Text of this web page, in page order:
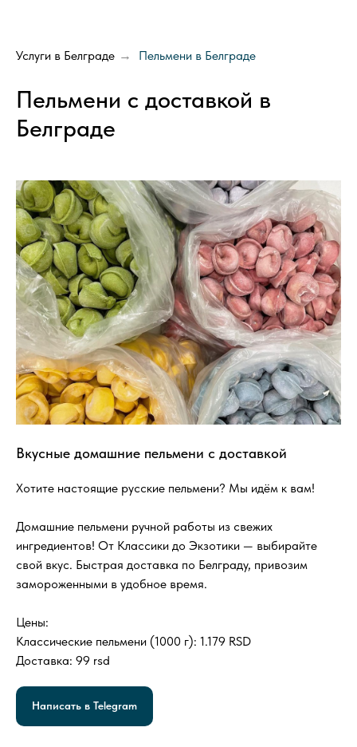
Услуги в Белграде → Пельмени в Белграде
Пельмени с доставкой в
Белграде
Вкусные домашние пельмени с доставкой
Хотите настоящие русские пельмени? Мы идём к вам!
Домашние пельмени ручной работы из свежих
ингредиентов! От Классики до Экзотики — выбирайте
свой вкус. Быстрая доставка по Белграду, привозим
замороженными в удобное время.
Цены:
Классические пельмени (1000 г): 1.179 RSD
Доставка: 99 rsd
Написать в Telegram